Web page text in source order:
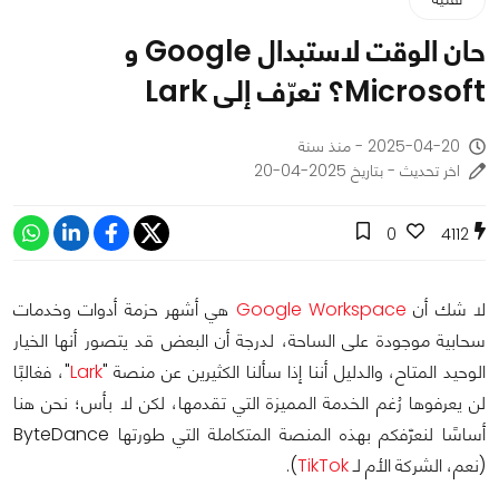
حان الوقت لاستبدال Google و
Microsoft؟ تعرّف إلى Lark
2025-04-20 - منذ سنة
اخر تحديث - بتاريخ 2025-04-20
4112
0
لا شك أن Google Workspace هي أشهر حزمة أدوات وخدمات
سحابية موجودة على الساحة، لدرجة أن البعض قد يتصور أنها الخيار
الوحيد المتاح، والدليل أننا إذا سألنا الكثيرين عن منصة "Lark"، فغالبًا
لن يعرفوها رُغم الخدمة المميزة التي تقدمها، لكن لا بأس؛ نحن هنا
أساسًا لنعرّفكم بهذه المنصة المتكاملة التي طورتها ByteDance
(نعم، الشركة الأم لـTikTok
).